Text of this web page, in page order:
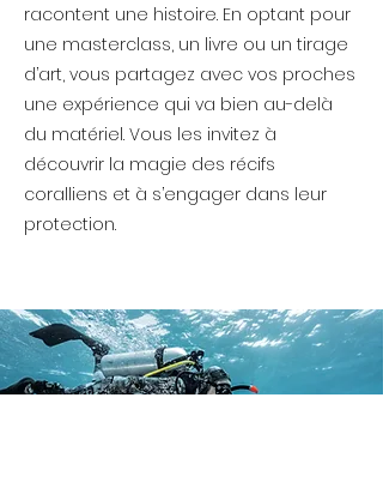
racontent une histoire. En optant pour
une masterclass, un livre ou un tirage
d’art, vous partagez avec vos proches
une expérience qui va bien au-delà
du matériel. Vous les invitez à
découvrir la magie des récifs
coralliens et à s’engager dans leur
protection.